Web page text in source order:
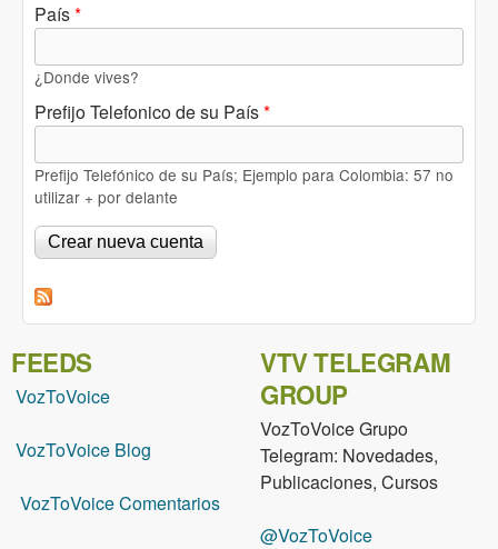
País*
¿Donde vives?
Prefijo Telefonico de su País*
Prefijo Telefónico de su País; Ejemplo para Colombia: 57 no
utilizar + por delante
FEEDS
VozToVoice
VozToVoice Blog
VozToVoice Comentarios
VTV TELEGRAM
GROUP
VozToVoice Grupo
Telegram: Novedades,
Publicaciones, Cursos
@VozToVoice